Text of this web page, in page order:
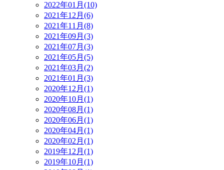
2022年01月(10)
2021年12月(6)
2021年11月(8)
2021年09月(3)
2021年07月(3)
2021年05月(5)
2021年03月(2)
2021年01月(3)
2020年12月(1)
2020年10月(1)
2020年08月(1)
2020年06月(1)
2020年04月(1)
2020年02月(1)
2019年12月(1)
2019年10月(1)